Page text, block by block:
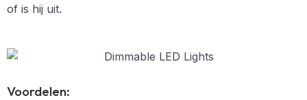
of is hij uit.
Voordelen: